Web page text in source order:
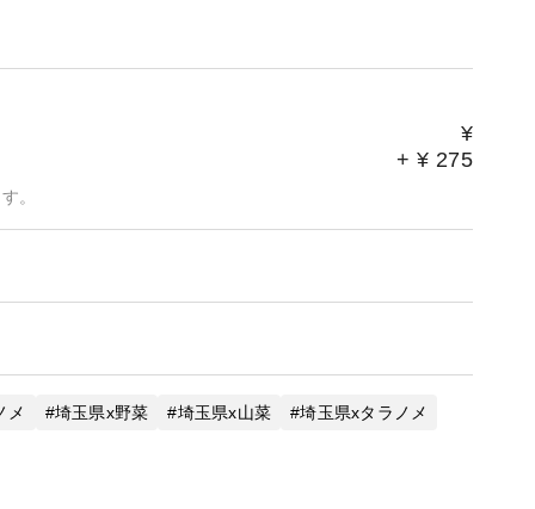
¥
+ ¥ 275
。
メ 埼玉県x野菜 埼玉県x山菜 埼玉県xタラノメ